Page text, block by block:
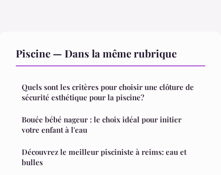
Piscine — Dans la même rubrique
Quels sont les critères pour choisir une clôture de
sécurité esthétique pour la piscine?
Bouée bébé nageur : le choix idéal pour initier
votre enfant à l'eau
Découvrez le meilleur pisciniste à reims: eau et
bulles